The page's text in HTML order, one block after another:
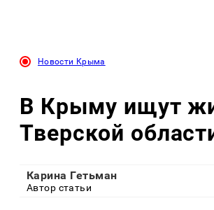
Новости Крыма
В Крыму ищут
Тверской
Карина Гетьман
Автор статьи